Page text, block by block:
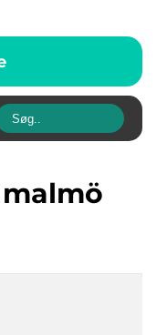
malmö